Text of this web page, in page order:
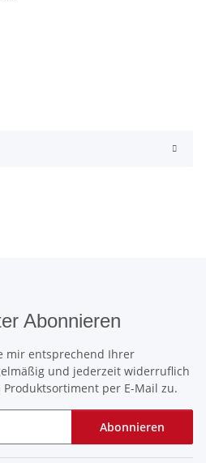
Abonnieren
mir entsprechend Ihrer
und jederzeit widerruflich
per E-Mail zu.
Abonnieren